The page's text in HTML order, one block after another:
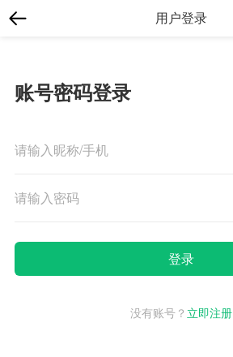
用户登录
账号密码登录
没有账号？ 立即注册